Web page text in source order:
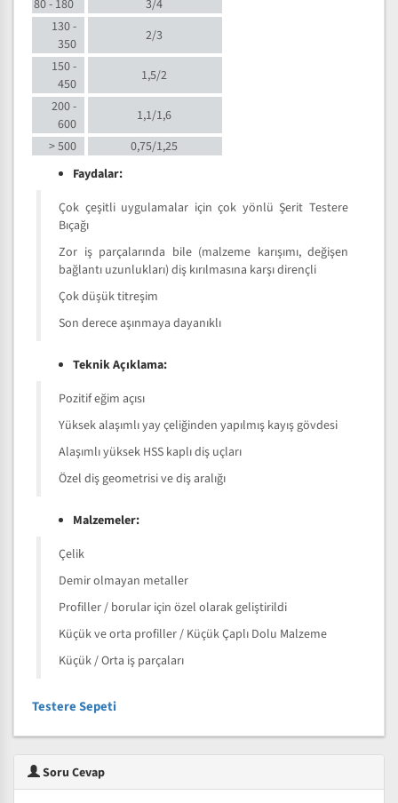
80 - 180
3/4
130 -
350
2/3
150 -
450
1,5/2
200 -
600
1,1/1,6
> 500
0,75/1,25
Faydalar:
Çok çeşitli uygulamalar için çok yönlü Şerit Testere
Bıçağı
Zor iş parçalarında bile (malzeme karışımı, değişen
bağlantı uzunlukları) diş kırılmasına karşı dirençli
Çok düşük titreşim
Son derece aşınmaya dayanıklı
Teknik Açıklama:
Pozitif eğim açısı
Yüksek alaşımlı yay çeliğinden yapılmış kayış gövdesi
Alaşımlı yüksek HSS kaplı diş uçları
Özel diş geometrisi ve diş aralığı
Malzemeler:
Çelik
Demir olmayan metaller
Profiller / borular için özel olarak geliştirildi
Küçük ve orta profiller / Küçük Çaplı Dolu Malzeme
Küçük / Orta iş parçaları
Testere Sepeti
Soru Cevap